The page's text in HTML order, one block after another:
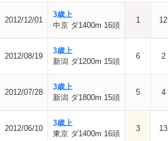
2012/12/01
3歳上
中京 ダ1400m 16頭
1 12
2012/08/19
3歳上
新潟 ダ1200m 15頭
6 2
2012/07/28
3歳上
新潟 ダ1800m 15頭
5 4
2012/06/10
3歳上
東京 ダ1400m 16頭
3 13